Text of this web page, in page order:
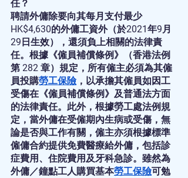
任？
聘請外傭除要向其每月支付最少
HK$4,630的外傭工資外（於2021年9月
29日生效），還須負上相關的法律責
任。根據《僱員補償條例》（香港法例
第 282 章）規定，所有僱主必須為其僱
員投購勞工保險 ，以承擔其僱員如因工
受傷在《僱員補償條例》及普通法方面
的法律責任。此外，根據勞工處法例規
定，當外傭在受僱期內生病或受傷，無
論是否與工作有關，僱主亦須根據標準
僱傭合約提供免費醫療給外傭，包括診
症費用、住院費用及牙科急診。雖然為
外傭／鐘點工人購買基本勞工保險可勉